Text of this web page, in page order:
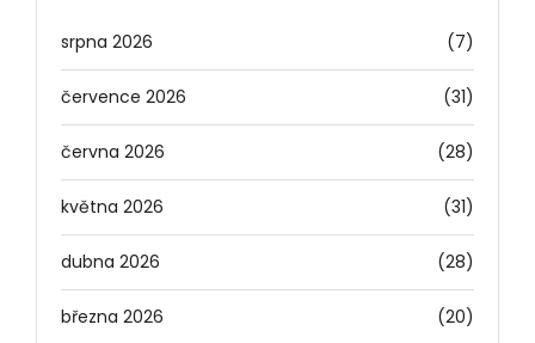
srpna 2026 (7)
července 2026 (31)
června 2026 (28)
května 2026 (31)
dubna 2026 (28)
března 2026 (20)